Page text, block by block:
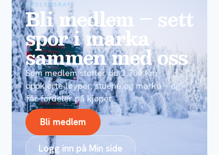
MEDLEMSKAP
Bli medlem – sett
spor i marka
sammen med oss
Som medlem støtter du 2 700 km
oppkjørte løyper, stuene og marka – og
får fordeler på kjøpet.
Bli medlem
Logg inn på Min side